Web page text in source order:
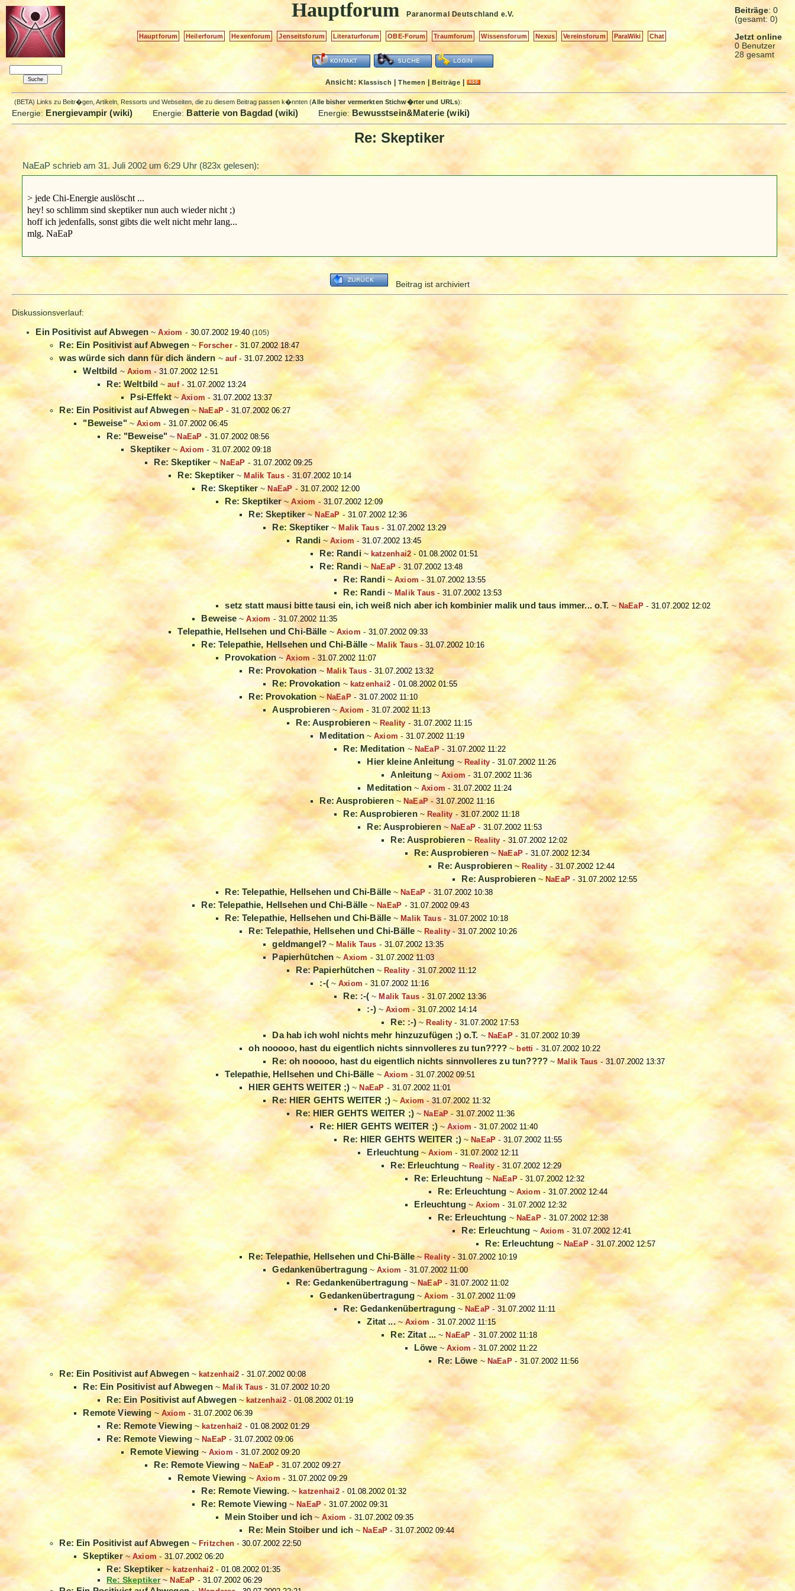
Beiträge: 0
(gesamt: 0)
Jetzt online
0 Benutzer
28 gesamt
Hauptforum Paranormal Deutschland e.V.
Hauptforum Heilerforum Hexenforum Jenseitsforum Literaturforum OBE-Forum Traumforum Wissensforum Nexus Vereinsforum ParaWiki Chat
Ansicht:Klassisch |Themen |Beiträge |
(BETA) Links zu Beitr�gen, Artikeln, Ressorts und Webseiten, die zu diesem Beitrag passen k�nnten (Alle bisher vermerkten Stichw�rter und URLs):
Energie: Energievampir (wiki) Energie:Batterie von Bagdad (wiki) Energie: Bewusstsein&Materie (wiki)
Re: Skeptiker
NaEaP schrieb am31. Juli 2002 um 6:29 Uhr (823x gelesen):
> jede Chi-Energie auslöscht ...
hey! so schlimm sind skeptiker nun auch wieder nicht ;)
hoff ich jedenfalls, sonst gibts die welt nicht mehr lang...
mlg. NaEaP
Beitrag ist archiviert
Diskussionsverlauf:
Ein Positivist auf Abwegen ~Axiom - 30.07.2002 19:40 (105)
Re: Ein Positivist auf Abwegen~ Forscher- 31.07.2002 18:47
was würde sich dann für dich ändern~ auf-31.07.2002 12:33
Weltbild ~ Axiom - 31.07.2002 12:51
Re: Weltbild ~auf- 31.07.2002 13:24
Psi-Effekt~Axiom -31.07.2002 13:37
Re: Ein Positivist auf Abwegen~ NaEaP -31.07.2002 06:27
"Beweise" ~ Axiom -31.07.2002 06:45
Re: "Beweise" ~ NaEaP - 31.07.2002 08:56
Skeptiker~ Axiom -31.07.2002 09:18
Re: Skeptiker ~ NaEaP - 31.07.2002 09:25
Re: Skeptiker ~ Malik Taus- 31.07.2002 10:14
Re: Skeptiker ~ NaEaP -31.07.2002 12:00
Re: Skeptiker ~Axiom - 31.07.2002 12:09
Re: Skeptiker~NaEaP - 31.07.2002 12:36
Re: Skeptiker ~ Malik Taus- 31.07.2002 13:29
Randi~Axiom -31.07.2002 13:45
Re: Randi ~ katzenhai2-01.08.2002 01:51
Re: Randi~ NaEaP -31.07.2002 13:48
Re: Randi~ Axiom-31.07.2002 13:55
Re: Randi~ Malik Taus -31.07.2002 13:53
setz statt mausi bitte tausi ein, ich weiß nich aber ich kombinier malik und taus immer... o.T. ~ NaEaP- 31.07.2002 12:02
Beweise ~Axiom - 31.07.2002 11:35
Telepathie, Hellsehen und Chi-Bälle ~ Axiom - 31.07.2002 09:33
Re: Telepathie, Hellsehen und Chi-Bälle ~ Malik Taus- 31.07.2002 10:16
Provokation ~Axiom -31.07.2002 11:07
Re: Provokation~ Malik Taus -31.07.2002 13:32
Re: Provokation ~ katzenhai2 -01.08.2002 01:55
Re: Provokation ~ NaEaP- 31.07.2002 11:10
Ausprobieren ~Axiom -31.07.2002 11:13
Re: Ausprobieren~ Reality - 31.07.2002 11:15
Meditation~ Axiom -31.07.2002 11:19
Re: Meditation ~ NaEaP- 31.07.2002 11:22
Hier kleine Anleitung ~ Reality -31.07.2002 11:26
Anleitung~ Axiom -31.07.2002 11:36
Meditation~ Axiom -31.07.2002 11:24
Re: Ausprobieren~ NaEaP -31.07.2002 11:16
Re: Ausprobieren~ Reality - 31.07.2002 11:18
Re: Ausprobieren~NaEaP -31.07.2002 11:53
Re: Ausprobieren~ Reality - 31.07.2002 12:02
Re: Ausprobieren~ NaEaP -31.07.2002 12:34
Re: Ausprobieren~ Reality- 31.07.2002 12:44
Re: Ausprobieren~NaEaP -31.07.2002 12:55
Re: Telepathie, Hellsehen und Chi-Bälle ~ NaEaP - 31.07.2002 10:38
Re: Telepathie, Hellsehen und Chi-Bälle ~ NaEaP - 31.07.2002 09:43
Re: Telepathie, Hellsehen und Chi-Bälle ~ Malik Taus- 31.07.2002 10:18
Re: Telepathie, Hellsehen und Chi-Bälle ~ Reality -31.07.2002 10:26
geldmangel? ~ Malik Taus -31.07.2002 13:35
Papierhütchen ~Axiom - 31.07.2002 11:03
Re: Papierhütchen~ Reality - 31.07.2002 11:12
:-(~ Axiom -31.07.2002 11:16
Re: :-( ~ Malik Taus -31.07.2002 13:36
:-)~ Axiom -31.07.2002 14:14
Re: :-) ~ Reality -31.07.2002 17:53
Da hab ich wohl nichts mehr hinzuzufügen ;) o.T. ~ NaEaP- 31.07.2002 10:39
oh nooooo, hast du eigentlich nichts sinnvolleres zu tun???? ~ betti - 31.07.2002 10:22
Re: oh nooooo, hast du eigentlich nichts sinnvolleres zu tun????~ Malik Taus - 31.07.2002 13:37
Telepathie, Hellsehen und Chi-Bälle ~ Axiom - 31.07.2002 09:51
HIER GEHTS WEITER ;) ~ NaEaP - 31.07.2002 11:01
Re: HIER GEHTS WEITER ;)~ Axiom -31.07.2002 11:32
Re: HIER GEHTS WEITER ;)~ NaEaP -31.07.2002 11:36
Re: HIER GEHTS WEITER ;)~ Axiom -31.07.2002 11:40
Re: HIER GEHTS WEITER ;)~ NaEaP -31.07.2002 11:55
Erleuchtung ~Axiom-31.07.2002 12:11
Re: Erleuchtung ~ Reality -31.07.2002 12:29
Re: Erleuchtung ~ NaEaP- 31.07.2002 12:32
Re: Erleuchtung ~ Axiom - 31.07.2002 12:44
Erleuchtung ~Axiom -31.07.2002 12:32
Re: Erleuchtung ~ NaEaP- 31.07.2002 12:38
Re: Erleuchtung ~ Axiom - 31.07.2002 12:41
Re: Erleuchtung~ NaEaP- 31.07.2002 12:57
Re: Telepathie, Hellsehen und Chi-Bälle~Reality -31.07.2002 10:19
Gedankenübertragung~Axiom - 31.07.2002 11:00
Re: Gedankenübertragung~ NaEaP -31.07.2002 11:02
Gedankenübertragung ~Axiom - 31.07.2002 11:09
Re: Gedankenübertragung~NaEaP-31.07.2002 11:11
Zitat ...~ Axiom -31.07.2002 11:15
Re: Zitat ... ~ NaEaP - 31.07.2002 11:18
Löwe ~ Axiom -31.07.2002 11:22
Re: Löwe ~ NaEaP- 31.07.2002 11:56
Re: Ein Positivist auf Abwegen~ katzenhai2 -31.07.2002 00:08
Re: Ein Positivist auf Abwegen~ Malik Taus -31.07.2002 10:20
Re: Ein Positivist auf Abwegen~ katzenhai2 -01.08.2002 01:19
Remote Viewing ~ Axiom - 31.07.2002 06:39
Re: Remote Viewing ~ katzenhai2 - 01.08.2002 01:29
Re: Remote Viewing ~ NaEaP-31.07.2002 09:06
Remote Viewing ~ Axiom - 31.07.2002 09:20
Re: Remote Viewing ~ NaEaP -31.07.2002 09:27
Remote Viewing ~ Axiom - 31.07.2002 09:29
Re: Remote Viewing. ~ katzenhai2- 01.08.2002 01:32
Re: Remote Viewing ~ NaEaP -31.07.2002 09:31
Mein Stoiber und ich ~Axiom - 31.07.2002 09:35
Re: Mein Stoiber und ich~ NaEaP -31.07.2002 09:44
Re: Ein Positivist auf Abwegen~ Fritzchen -30.07.2002 22:50
Skeptiker~Axiom -31.07.2002 06:20
Re: Skeptiker ~ katzenhai2- 01.08.2002 01:35
Re: Skeptiker~ NaEaP - 31.07.2002 06:29